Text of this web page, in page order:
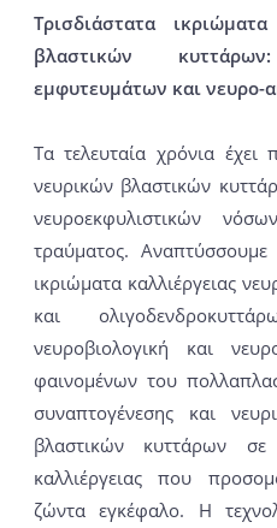
Τρισδιάστατα
βλαστικών
εμφυτευμάτων και νευρο-
Τα τελευταία χρόνια
νευρικών βλαστικών
νευροεκφυλιστικών
τραύματος. Αναπτύσσουμε
ικριώματα καλλιέργειας
και
νευροβιολογική και
φαινομένων του
συναπτογένεσης και
βλαστικών κυττάρων σε
καλλιέργειας που
ζώντα εγκέφαλο. Η